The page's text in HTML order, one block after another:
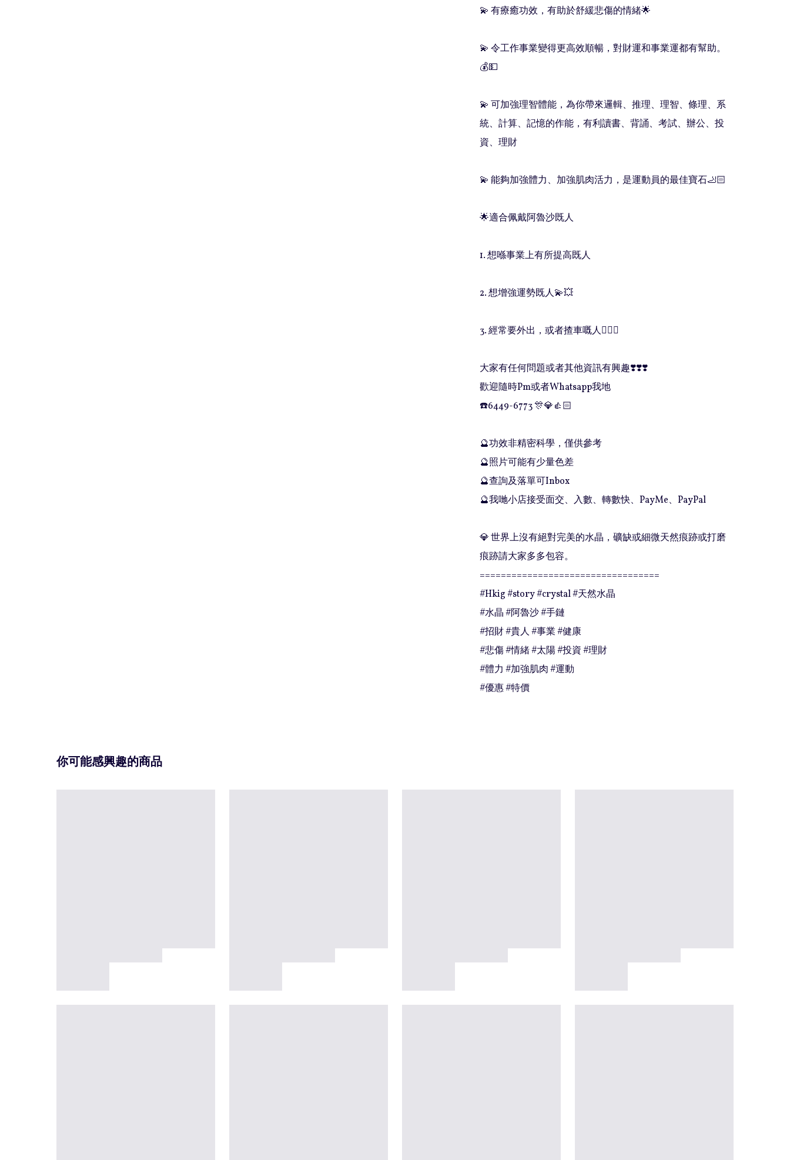
💫 有療癒功效，有助於舒緩悲傷的情緒🌟
💫 令工作事業變得更高效順暢，對財運和事業運都有幫助。
💰💵
💫 可加強理智體能，為你帶來邏輯、推理、理智、條理、系
統、計算、記憶的作能，有利讀書、背誦、考試、辦公、投
資、理財
💫 能夠加強體力、加強肌肉活力，是運動員的最佳寶石🦶🏻
🌟適合佩戴阿魯沙既人
1. 想喺事業上有所提高既人
2. 想增強運勢既人💫💥
3. 經常要外出，或者揸車嘅人💁🏻‍♀️
大家有任何問題或者其他資訊有興趣❣️❣️❣️
歡迎隨時Pm或者Whatsapp我地
☎️6449-6773 🎊💎👍🏻
🔮功效非精密科學，僅供參考
🔮照片可能有少量色差
🔮查詢及落單可Inbox
🔮我哋小店接受面交、入數、轉數快、PayMe、PayPal
💎 世界上沒有絕對完美的水晶，礦缺或細微天然痕跡或打磨
痕跡請大家多多包容。
==================================
#Hkig #story #crystal #天然水晶
#水晶 #阿魯沙 #手鏈
#招財 #貴人 #事業 #健康
#悲傷 #情緒 #太陽 #投資 #理財
#體力 #加強肌肉 #運動
#優惠 #特價
你可能感興趣的商品